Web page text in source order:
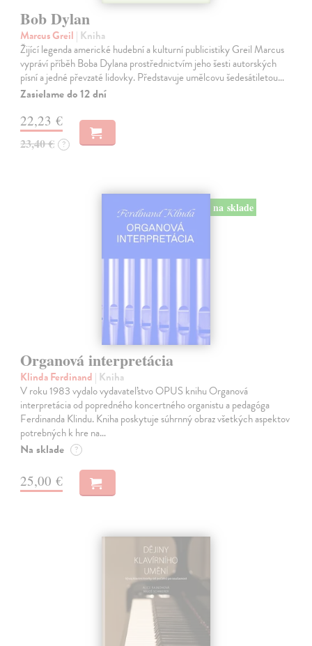
Bob Dylan
Marcus Greil | Kniha
Žijící legenda americké hudební a kulturní publicistiky Greil Marcus
vypráví příběh Boba Dylana prostřednictvím jeho šesti autorských
písní a jedné převzaté lidovky. Představuje umělcovu šedesátiletou…
Zasielame do 12 dní
22,23 €
23,40 € ?
na sklade
Organová interpretácia
Klinda Ferdinand | Kniha
V roku 1983 vydalo vydavateľstvo OPUS knihu Organová
interpretácia od popredného koncertného organistu a pedagóga
Ferdinanda Klindu. Kniha poskytuje súhrnný obraz všetkých aspektov
potrebných k hre na…
Na sklade ?
25,00 €